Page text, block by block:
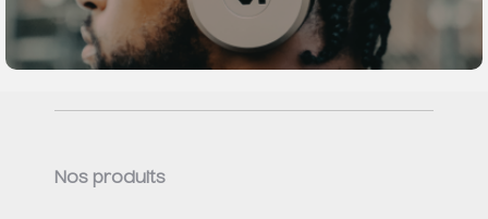
Nos produits